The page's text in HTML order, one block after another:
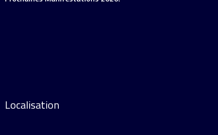
Localisation